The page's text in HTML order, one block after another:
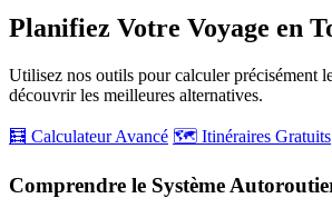
Planifiez Votre Voyage en
Utilisez nos outils pour calculer précisément
découvrir les meilleures alternatives.
🧮 Calculateur Avancé 🗺️ Itinéraires Gratuits
Comprendre le Système